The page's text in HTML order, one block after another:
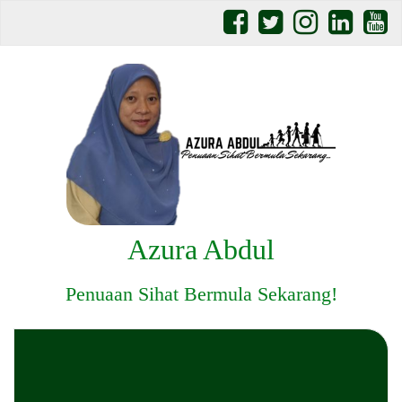
Azura Abdul
Penuaan Sihat Bermula Sekarang!